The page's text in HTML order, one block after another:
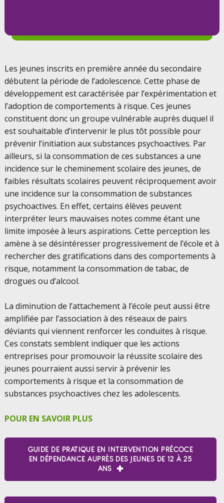
Les jeunes inscrits en première année du secondaire
débutent la période de l’adolescence. Cette phase de
développement est caractérisée par l’expérimentation et
l’adoption de comportements à risque. Ces jeunes
constituent donc un groupe vulnérable auprès duquel il
est souhaitable d’intervenir le plus tôt possible pour
prévenir l’initiation aux substances psychoactives. Par
ailleurs, si la consommation de ces substances a une
incidence sur le cheminement scolaire des jeunes, de
faibles résultats scolaires peuvent réciproquement avoir
une incidence sur la consommation de substances
psychoactives. En effet, certains élèves peuvent
interpréter leurs mauvaises notes comme étant une
limite imposée à leurs aspirations. Cette perception les
amène à se désintéresser progressivement de l’école et à
rechercher des gratifications dans des comportements à
risque, notamment la consommation de tabac, de
drogues ou d’alcool.
La diminution de l’attachement à l’école peut aussi être
amplifiée par l’association à des réseaux de pairs
déviants qui viennent renforcer les conduites à risque.
Ces constats semblent indiquer que les actions
entreprises pour promouvoir la réussite scolaire des
jeunes pourraient aussi servir à prévenir les
comportements à risque et la consommation de
substances psychoactives chez les adolescents.
POUR EN SAVOIR PLUS
GUIDE DE PRATIQUE EN INTERVENTION PRÉCOCE
EN DÉPENDANCE AUPRÈS DES JEUNES DE 12 À 25
ANS